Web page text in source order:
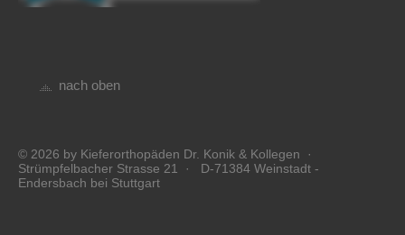
nach oben
© 2026 by Kieferorthopäden Dr. Konik & Kollegen ·
Strümpfelbacher Strasse 21 · D-71384 Weinstadt -
Endersbach bei Stuttgart